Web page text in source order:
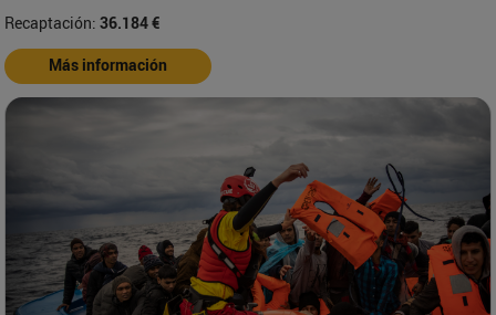
Recaptación: 36.184 €
Más información